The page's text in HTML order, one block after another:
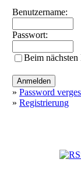
Benutzername:
Passwort:
Beim nächsten
» Password
» Registrierung